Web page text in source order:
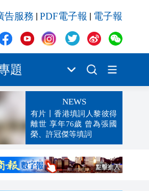
告服務 PDF電子報 電子報
題
NEWS
有片丨香港填詞人黎彼得
離世 享年76歲 曾為張國
榮、許冠傑等填詞